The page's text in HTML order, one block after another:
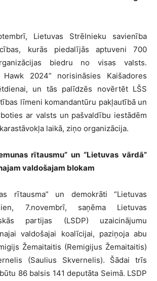
Lietuvas Strēlnieku savienība
kurās piedalījās aptuveni 700
biedru no visas valsts.
Hawk 2024” norisināsies Kaišadores
un tās palīdzēs novērtēt LŠS
līmeni komandantūru pakļautībā un
ar valsts un pašvaldību iestādēm
laikā, ziņo organizācija.
rītausmu” un “Lietuvas vārdā”
valdošajam blokam
rītausma” un demokrāti “Lietuvas
7.novembrī, saņēma Lietuvas
partijas (LSDP) uzaicinājumu
valdošajai koalīcijai, paziņoja abu
Žemaitaitis (Remigijus Žemaitaitis)
(Saulius Skvernelis). Šādai trīs
86 balsis 141 deputāta Seimā. LSDP